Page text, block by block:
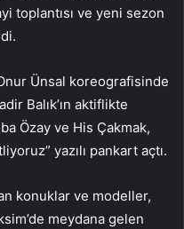
toplantısı ve yeni sezon
Ünsal koreografisinde
Balık’ın aktiflikte
Özay ve His Çakmak,
yazılı pankart açtı.
konuklar ve modeller,
meydana gelen